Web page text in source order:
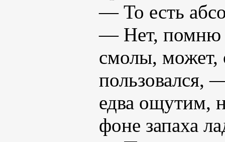
— То есть
— Нет, помню
смолы, может,
пользовался,
едва ощутим,
фоне запаха